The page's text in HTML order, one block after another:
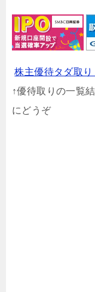
株主優待タダ取
↑優待取りの一覧
にどうぞ